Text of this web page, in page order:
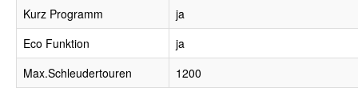
Kurz Programm
ja
Eco Funktion
ja
Max.Schleudertouren
1200